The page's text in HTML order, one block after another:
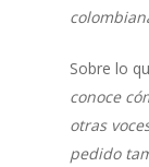
Sobre lo
conoce
otras
pedido